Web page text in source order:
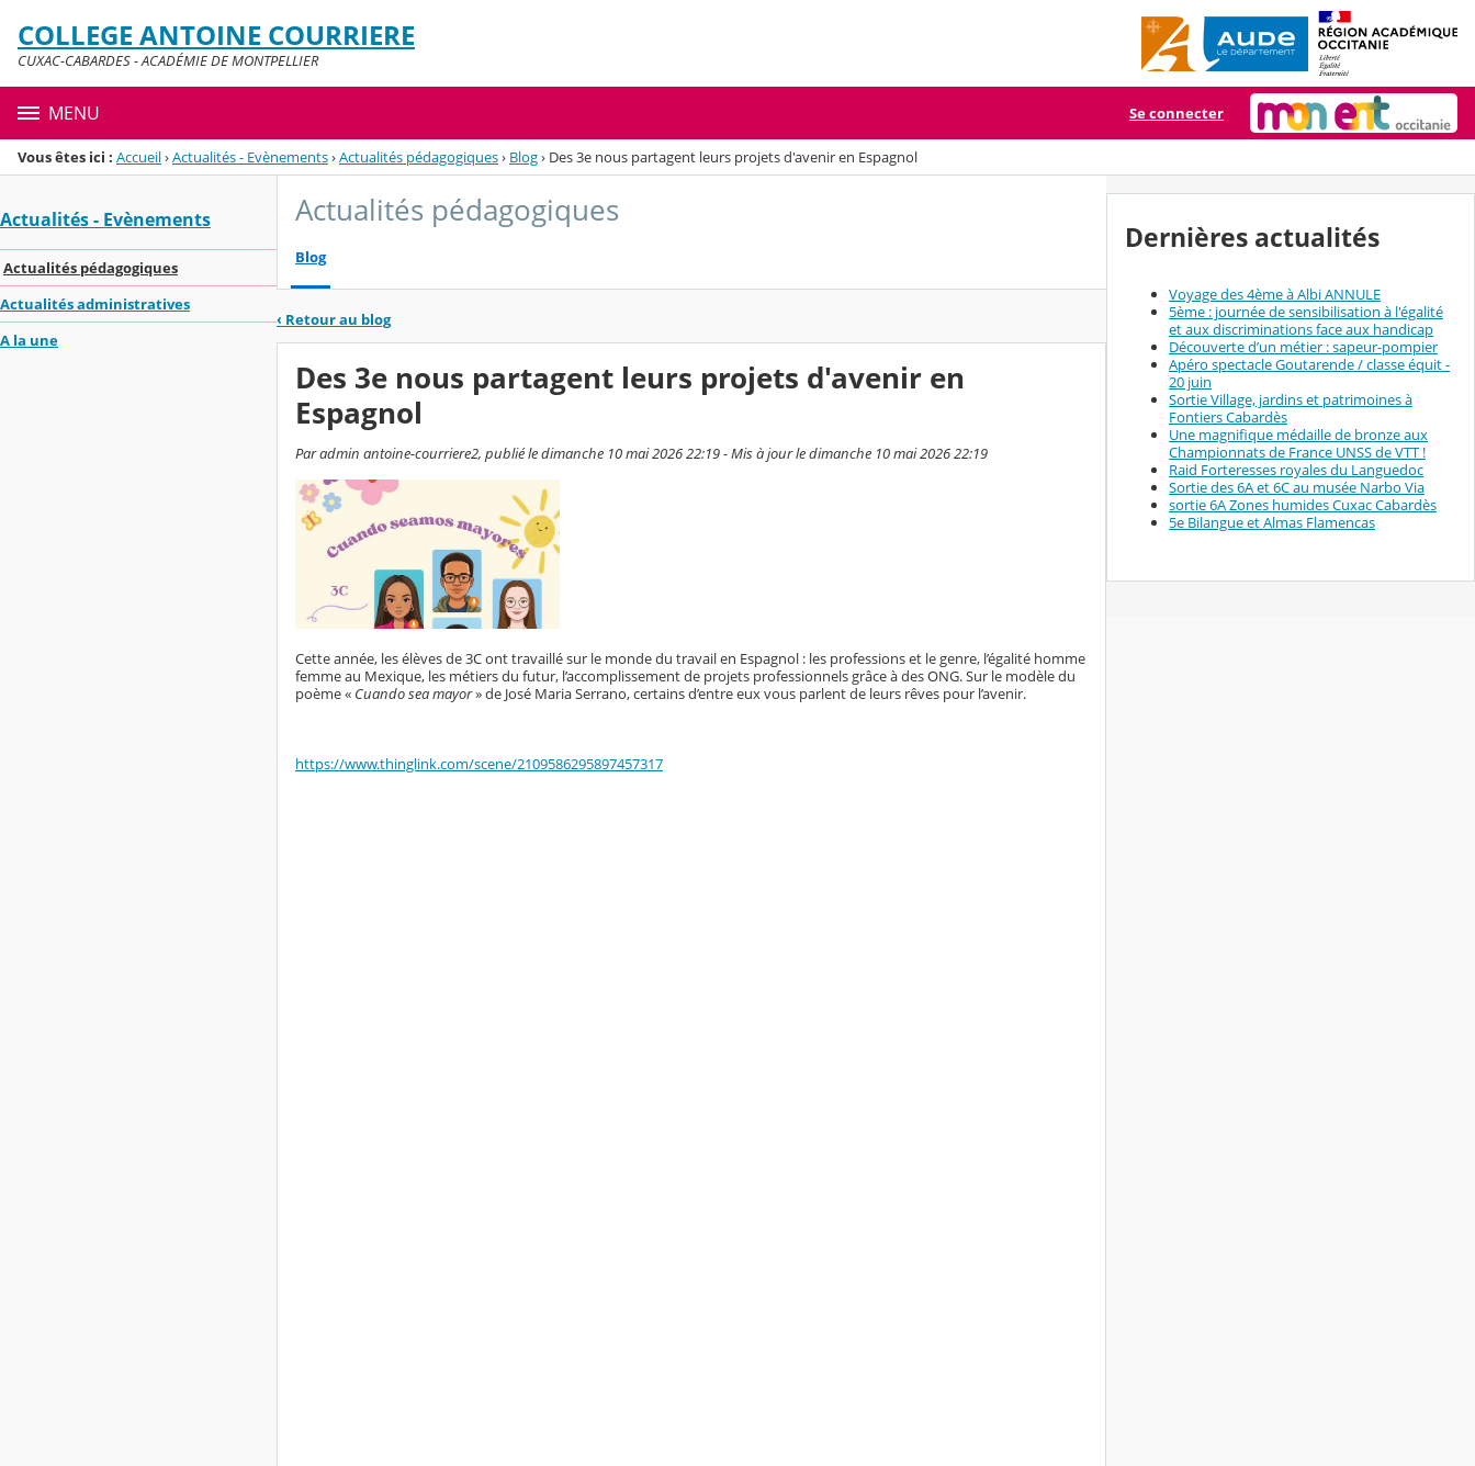
Menu de la rubrique
Contenu
COLLEGE ANTOINE COURRIERE
CUXAC-CABARDES - ACADÉMIE DE MONTPELLIER
MENU Se connecter
Vous êtes ici : Accueil›Actualités - Evènements›Actualités pédagogiques› Blog› Des 3e nous partagent leurs projets d'avenir en Espagnol
Actualités - Evènements
Actualités pédagogiques
Actualités administratives
A la une
Actualités pédagogiques
Blog
‹ Retour au blog
Des 3e nous partagent leurs projets d'avenir en
Espagnol
Par admin antoine-courriere2, publié le dimanche 10 mai 2026 22:19 - Mis à jour le dimanche 10 mai 2026 22:19
Cette année, les élèves de 3C ont travaillé sur le monde du travail en Espagnol : les professions et le genre, l’égalité homme
femme au Mexique, les métiers du futur, l’accomplissement de projets professionnels grâce à des ONG. Sur le modèle du
poème « Cuando sea mayor» de José Maria Serrano, certains d’entre eux vous parlent de leurs rêves pour l’avenir.
https://www.thinglink.com/scene/2109586295897457317
Dernières actualités
Voyage des 4ème à Albi ANNULE
5ème : journée de sensibilisation à l'égalité
et aux discriminations face aux handicap
Découverte d’un métier : sapeur-pompier
Apéro spectacle Goutarende / classe équit -
20 juin
Sortie Village, jardins et patrimoines à
Fontiers Cabardès
Une magnifique médaille de bronze aux
Championnats de France UNSS de VTT !
Raid Forteresses royales du Languedoc
Sortie des 6A et 6C au musée Narbo Via
sortie 6A Zones humides Cuxac Cabardès
5e Bilangue et Almas Flamencas